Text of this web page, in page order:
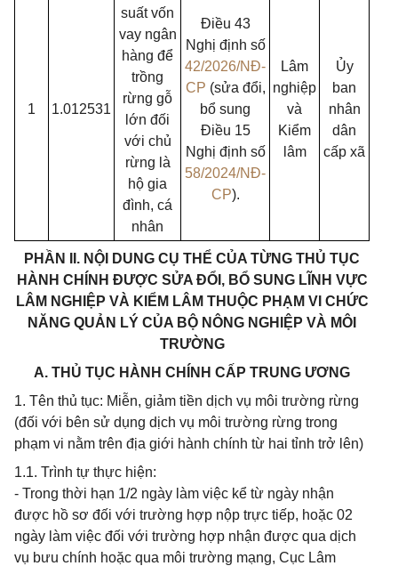
1 1.012531
suất vốn
vay ngân
hàng để
trồng
rừng gỗ
lớn đối
với chủ
rừng là
hộ gia
đình, cá
nhân
Điều 43
Nghị định số
42/2026/NĐ-
CP (sửa đổi,
bổ sung
Điều 15
Nghị định số
58/2024/NĐ-
CP).
Lâm
nghiệp
và
Kiểm
lâm
Ủy
ban
nhân
dân
cấp xã
PHẦN II. NỘI DUNG CỤ THỂ CỦA TỪNG THỦ TỤC
HÀNH CHÍNH ĐƯỢC SỬA ĐỔI, BỔ SUNG LĨNH VỰC
LÂM NGHIỆP VÀ KIỂM LÂM THUỘC PHẠM VI CHỨC
NĂNG QUẢN LÝ CỦA BỘ NÔNG NGHIỆP VÀ MÔI
TRƯỜNG
A. THỦ TỤC HÀNH CHÍNH CẤP TRUNG ƯƠNG
1. Tên thủ tục: Miễn, giảm tiền dịch vụ môi trường rừng
(đối với bên sử dụng dịch vụ môi trường rừng trong
phạm vi nằm trên địa giới hành chính từ hai tỉnh trở lên)
1.1. Trình tự thực hiện:
- Trong thời hạn 1/2 ngày làm việc kể từ ngày nhận
được hồ sơ đối với trường hợp nộp trực tiếp, hoặc 02
ngày làm việc đối với trường hợp nhận được qua dịch
vụ bưu chính hoặc qua môi trường mạng, Cục Lâm